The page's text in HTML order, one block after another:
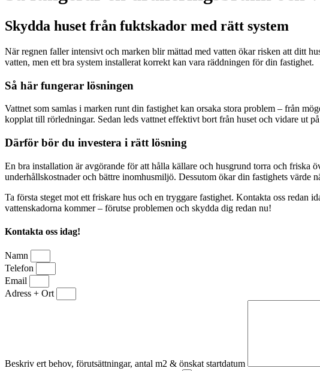
Skydda huset från fuktskador med rätt system
När regnen faller intensivt och marken blir mättad med vatten ökar risken att ditt
vatten, men ett bra system installerat korrekt kan vara räddningen för din fastighet.
Så här fungerar lösningen
Vattnet som samlas i marken runt din fastighet kan orsaka stora problem – från
kopplat till rörledningar. Sedan leds vattnet effektivt bort från huset och vidare ut
Därför bör du investera i rätt lösning
En bra installation är avgörande för att hålla källare och husgrund torra och
underhållskostnader och bättre inomhusmiljö. Dessutom ökar din fastighets värde
Ta första steget mot ett friskare hus och en tryggare fastighet. Kontakta oss
vattenskadorna kommer – förutse problemen och skydda dig redan nu!
Kontakta oss idag!
Namn
Telefon
Email
Adress + Ort
Beskriv ert behov, förutsättningar, antal m2 & önskat startdatum